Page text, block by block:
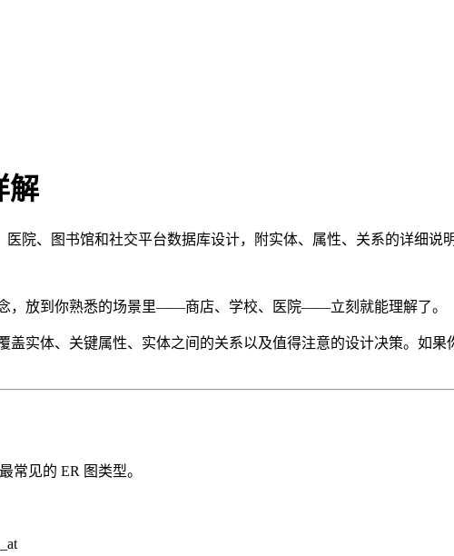
解
院、图书馆和社交平台数据库设计，附实体、属性、关系的详细说
，放到你熟悉的场景里——商店、学校、医院——立刻就能理解了。
实体、关键属性、实体之间的关系以及值得注意的设计决策。如
常见的 ER 图类型。